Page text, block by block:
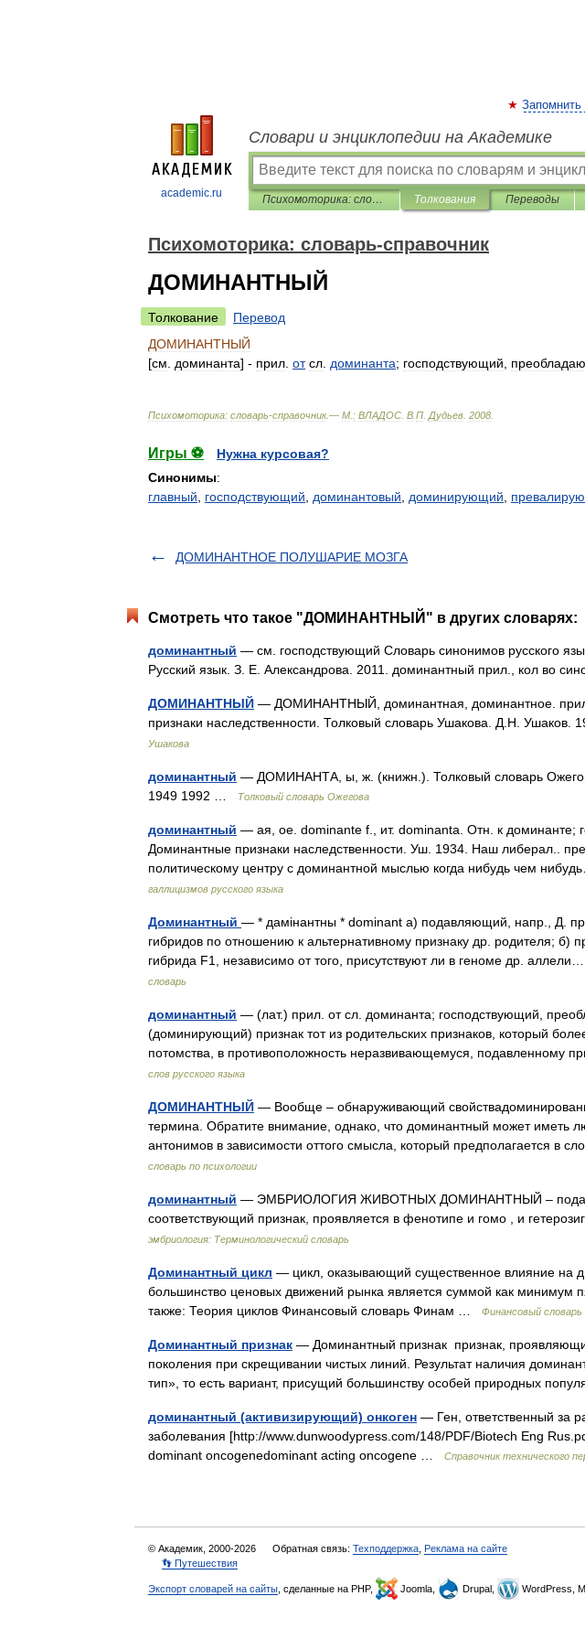
academic.ru
Запомнить
Словари и энциклопедии на Академике
Психомоторика: cловарь-справочник Толкования Переводы
Психомоторика: cловарь-справочник
ДОМИНАНТНЫЙ
Толкование
Перевод
ДОМИНАНТНЫЙ
[см доминанта] - прил от сл доминанта; господствующий
Психомоторика: cловарь-справочник.— М : ВЛАДОС В П Дудьев 2008
Игры ⚽
Нужна курсовая?
Синонимы:
главный
господствующий доминантовый доминирующий
ДОМИНАНТНОЕ ПОЛУШАРИЕ МОЗГА
Смотреть что такое "ДОМИНАНТНЫЙ" в других словарях:
доминантный — см. господствующий Словарь синонимов русского
Русский язык. З. Е. Александрова. 2011. доминантный прил., кол во
ДОМИНАНТНЫЙ — ДОМИНАНТНЫЙ, доминантная, доминантное.
признаки наследственности. Толковый словарь Ушакова. Д.Н. Ушаков.
Ушакова
доминантный — ДОМИНАНТА, ы, ж. (книжн.). Толковый словарь
1949 1992 …
Толковый словарь Ожегова
доминантный — ая, ое. dominante f., ит. dominanta. Отн. к доминанте;
Доминантные признаки наследственности. Уш. 1934. Наш либерал..
политическому центру с доминантной мыслью когда нибудь чем
галлицизмов русского языка
Доминантный — * дамінантны * dominant а) подавляющий, напр., Д.
гибридов по отношению к альтернативному признаку др. родителя; б)
гибрида F1, независимо от того, присутствуют ли в геноме др.
словарь
доминантный — (лат.) прил. от сл. доминанта; господствующий,
(доминирующий) признак тот из родительских признаков, который
потомства, в противоположность неразвивающемуся, подавленному
слов русского языка
ДОМИНАНТНЫЙ — Вообще – обнаруживающий
термина. Обратите внимание, однако, что доминантный может иметь
антонимов в зависимости оттого смысла, который предполагается в
словарь по психологии
доминантный — ЭМБРИОЛОГИЯ ЖИВОТНЫХ ДОМИНАНТНЫЙ –
соответствующий признак, проявляется в фенотипе и гомо , и
эмбриология: Терминологический словарь
Доминантный цикл — цикл, оказывающий существенное влияние на
большинство ценовых движений рынка является суммой как минимум
также: Теория циклов Финансовый словарь Финам …
Финансовый словарь
Доминантный признак — Доминантный признак признак,
поколения при скрещивании чистых линий. Результат наличия
тип», то есть вариант, присущий большинству особей природных
доминантный (активизирующий) онкоген — Ген, ответственный за
заболевания [http://www.dunwoodypress.com/148/PDF/Biotech Eng
dominant oncogenedominant acting oncogene …
Справочник технического
© Академик, 2000-2026 Обратная связь: Техподдержка Реклама на сайте
👣 Путешествия
Экспорт словарей на сайты , сделанные на PHP, Joomla, Drupal, WordPress,